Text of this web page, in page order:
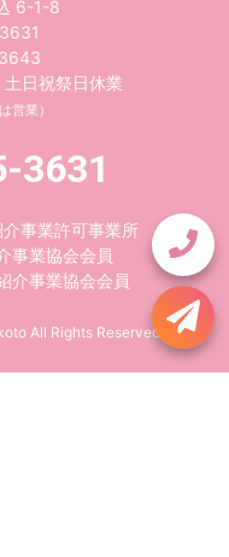
6-1-8
日祝祭日休業
営業）
3631
事業許可事業所
事業協会会員
介事業協会会員
All Rights Reserved.